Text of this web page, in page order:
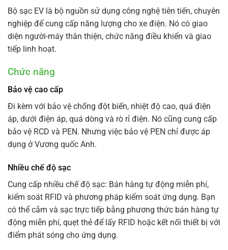
Bộ sạc EV là bộ nguồn sử dụng công nghệ tiên tiến, chuyên
nghiệp để cung cấp năng lượng cho xe điện. Nó có giao
diện người-máy thân thiện, chức năng điều khiển và giao
tiếp linh hoạt.
Chức năng
Bảo vệ cao cấp
Đi kèm với bảo vệ chống đột biến, nhiệt độ cao, quá điện
áp, dưới điện áp, quá dòng và rò rỉ điện. Nó cũng cung cấp
bảo vệ RCD và PEN. Nhưng việc bảo vệ PEN chỉ được áp
dụng ở Vương quốc Anh.
Nhiều chế độ sạc
Cung cấp nhiều chế độ sạc: Bán hàng tự động miễn phí,
kiểm soát RFID và phương pháp kiểm soát ứng dụng. Bạn
có thể cắm và sạc trực tiếp bằng phương thức bán hàng tự
động miễn phí, quẹt thẻ để lấy RFID hoặc kết nối thiết bị với
điểm phát sóng cho ứng dụng.